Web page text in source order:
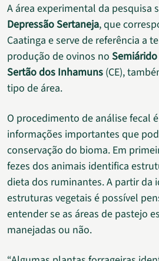
A área experimental da pesquisa
Depressão Sertaneja, que
Caatinga e serve de referência a
produção de ovinos no Semiárido
Sertão dos Inhamuns (CE),
tipo de área.
O procedimento de análise fecal
informações importantes que
conservação do bioma. Em
fezes dos animais identifica
dieta dos ruminantes. A partir da
estruturas vegetais é possível
entender se as áreas de pastejo
manejadas ou não.